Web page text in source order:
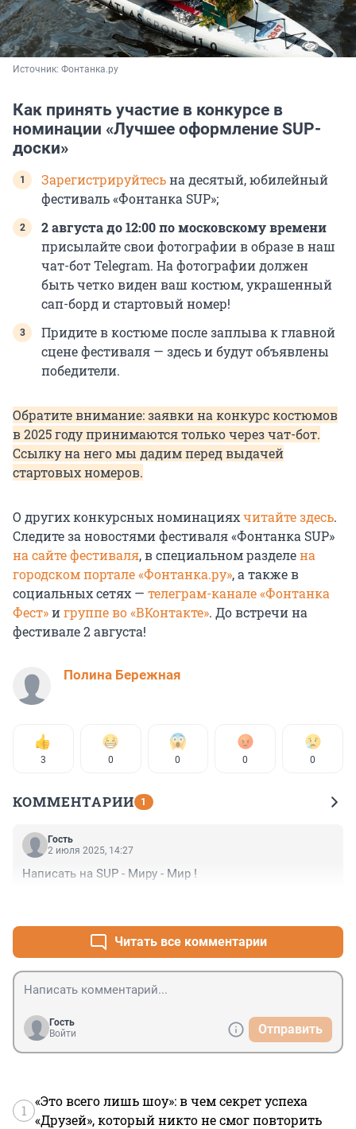
Источник: Фонтанка.ру
Как принять участие в конкурсе в
номинации «Лучшее оформление SUP-
доски»
Зарегистрируйтесьна десятый, юбилейный
фестиваль «Фонтанка SUP»;
2 августа до 12:00 по московскому времени
присылайте свои фотографии в образе в наш
чат-бот Telegram. На фотографии должен
быть четко виден ваш костюм, украшенный
сап-борд и стартовый номер!
Придите в костюме после заплыва к главной
сцене фестиваля — здесь и будут объявлены
победители.
Обратите внимание: заявки на конкурс костюмов
в 2025 году принимаются только через чат-бот.
Ссылку на него мы дадим перед выдачей
стартовых номеров.
О других конкурсных номинацияхчитайте здесь.
Следите за новостями фестиваля «Фонтанка SUP»
на сайте фестиваля, в специальном разделена
городском портале «Фонтанка.ру», а также в
социальных сетях — телеграм-канале «Фонтанка
Фест»игруппе во «ВКонтакте». До встречи на
фестивале 2 августа!
Полина Бережная
3 0 0 0 0
КОММЕНТАРИИ 1
Гость
2 июля 2025, 14:27
Написать на SUP - Миру - Мир !
Читать все комментарии
Гость
Войти
Отправить
1
«Это всего лишь шоу»: в чем секрет успеха
«Друзей», который никто не смог повторить